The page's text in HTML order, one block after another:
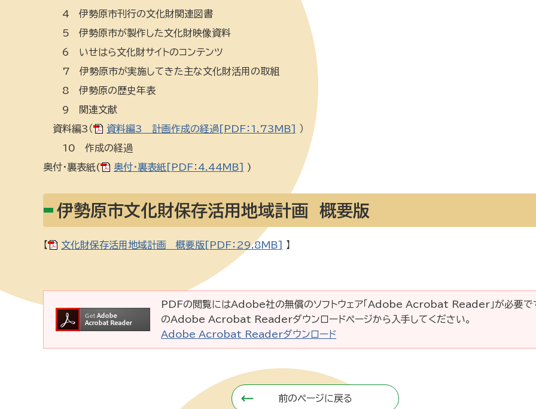
4 伊勢原市刊行の文化財関連図書
5 伊勢原市が製作した文化財映像資料
6 いせはら文化財サイトのコンテンツ
7 伊勢原市が実施してきた主な文化財活用の取組
8 伊勢原の歴史年表
9 関連文献
資料編3（
資料編3 計画作成の経過[PDF：1.73MB]
）
10 作成の経過
奥付・裏表紙(
奥付・裏表紙[PDF：4.44MB] )
伊勢原市文化財保存活用地域計画 概要版
【 文化財保存活用地域計画 概要版[PDF：29.8MB] 】
PDFの閲覧にはAdobe社の無償のソフトウェア「Adobe Acrobat Reader」が必要で
のAdobe Acrobat Readerダウンロードページから入手してください。
Adobe Acrobat Readerダウンロード
前のページに戻る